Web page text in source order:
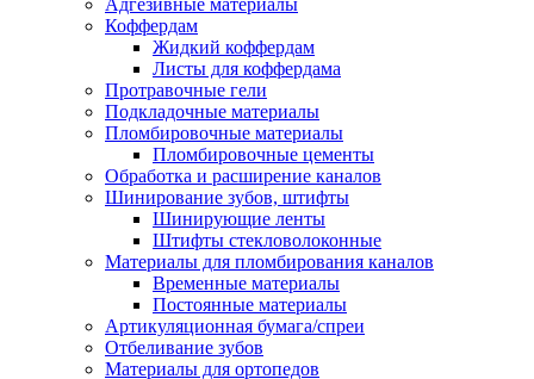
Коффердам
Жидкий коффердам
Листы для коффердама
Протравочные гели
Подкладочные материалы
Пломбировочные материалы
Пломбировочные цементы
Обработка и расширение каналов
Шинирование зубов, штифты
Шинирующие ленты
Штифты стекловолоконные
Материалы для пломбирования каналов
Временные материалы
Постоянные материалы
Артикуляционная бумага/спреи
Отбеливание зубов
Материалы для ортопедов